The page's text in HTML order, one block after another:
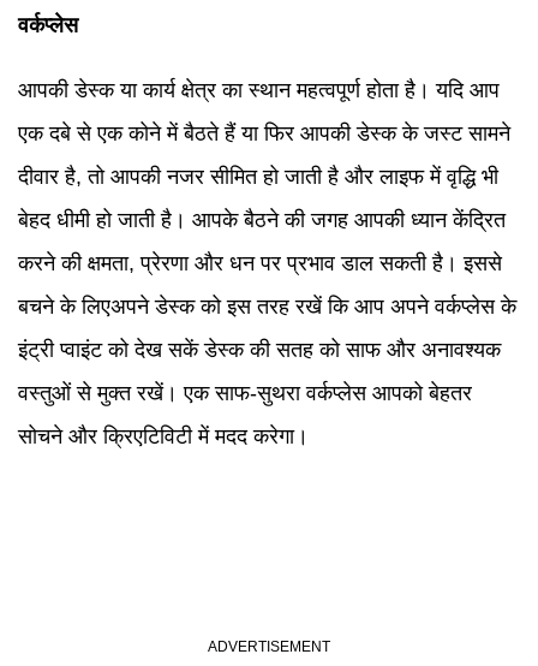
वर्कप्लेस
आपकी डेस्क या कार्य क्षेत्र का स्थान महत्वपूर्ण होता है। यदि आप
एक दबे से एक कोने में बैठते हैं या फिर आपकी डेस्क के जस्ट सामने
दीवार है, तो आपकी नजर सीमित हो जाती है और लाइफ में वृद्धि भी
बेहद धीमी हो जाती है। आपके बैठने की जगह आपकी ध्यान केंद्रित
करने की क्षमता, प्रेरणा और धन पर प्रभाव डाल सकती है। इससे
बचने के लिएअपने डेस्क को इस तरह रखें कि आप अपने वर्कप्लेस के
इंट्री प्वाइंट को देख सकें डेस्क की सतह को साफ और अनावश्यक
वस्तुओं से मुक्त रखें। एक साफ-सुथरा वर्कप्लेस आपको बेहतर
सोचने और क्रिएटिविटी में मदद करेगा।